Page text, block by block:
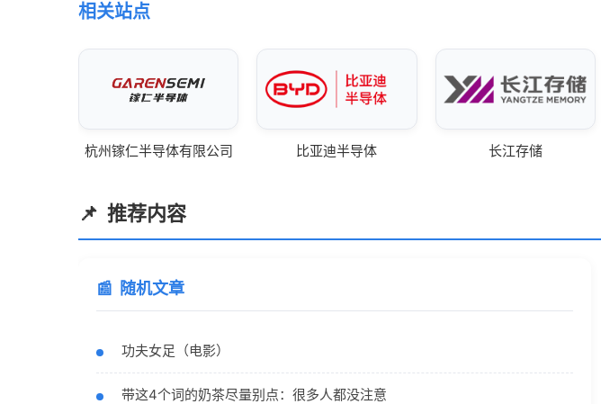
相关站点
杭州镓仁半导体有限公司 比亚迪半导体 长江存储
推荐内容
随机文章
功夫女足（电影）
带这4个词的奶茶尽量别点：很多人都没注意